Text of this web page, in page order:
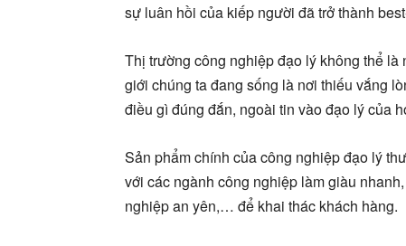
sự luân hồi của kiếp người đã trở thành
Thị trường công nghiệp đạo lý không thể
giới chúng ta đang sống là nơi thiếu vắng
điều gì đúng đắn, ngoài tin vào đạo lý của
Sản phẩm chính của công nghiệp đạo lý
với các ngành công nghiệp làm giàu
nghiệp an yên,… để khai thác khách hàng.